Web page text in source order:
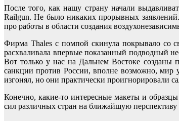
После того, как нашу страну начали
Railgun. Не было никаких прорывных заявлений.
про работы в области создания
Фирма Thales с помпой скинула покрывало со
расхваливала впервые показанный подводный
Вот только у нас на Дальнем Востоке
санкции против России, вполне возможно,
изгонял, но они практически проигнорировали
Конечно, какие-то интересные макеты и
сил различных стран на ближайшую